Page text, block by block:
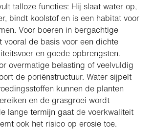
talloze functies: Hij slaat water op,
bindt koolstof en is een habitat voor
Voor boeren in bergachtige
vooral de basis voor een dichte
en goede opbrengsten.
overmatige belasting of veelvuldig
de poriënstructuur. Water sijpelt
kunnen de planten
en de grasgroei wordt
lange termijn gaat de voerkwaliteit
ook het risico op erosie toe.